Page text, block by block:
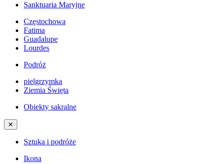
Sanktuaria Maryjne
Częstochowa
Fatima
Guadalupe
Lourdes
Podróż
pielgrzymka
Ziemia Święta
Obiekty sakralne
✕
Sztuka i podróże
Ikona